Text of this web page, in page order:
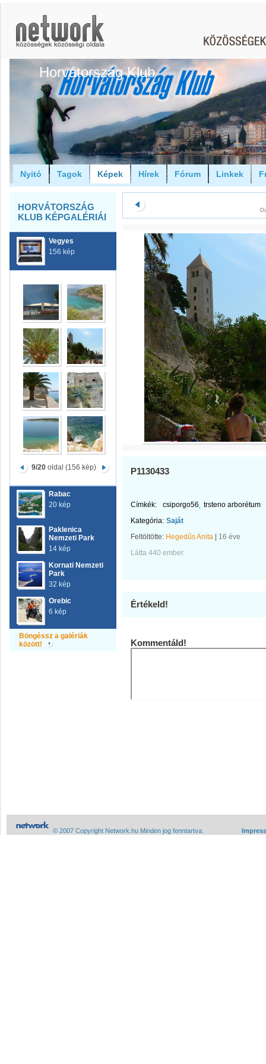
Horvátország Klub
Nyitó Tagok Képek Hírek Fórum Linkek
HORVÁTORSZÁG
KLUB KÉPGALÉRIÁI
Vegyes
156 kép
9/20oldal (156 kép)
Rabac
20 kép
Paklenica
Nemzeti Park
14 kép
Kornati Nemzeti
Park
32 kép
Orebic
6 kép
Böngéssz a galériák
között!
P1130433
Címkék: csiporgo56
trsteno arborétum
Kategória: Saját
Feltöltötte: Hegedűs Anita
16 éve
Látta 440 ember.
Értékeld!
Kommentáld!
© 2007 Copyright Network.hu Minden jog fenntartva.